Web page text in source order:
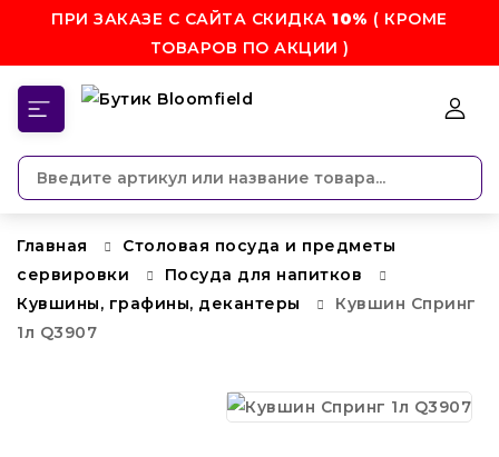
ПРИ ЗАКАЗЕ С САЙТА СКИДКА10% ( КРОМЕ
ТОВАРОВ ПО АКЦИИ )
Главная
Столовая посуда и предметы
сервировки
Посуда для напитков
Кувшины, графины, декантеры
Кувшин Спринг
1л Q3907